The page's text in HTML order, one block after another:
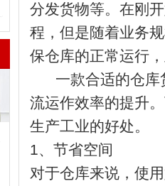
分发货物等。在刚
程，但是随着业务
保仓库的正常运行
一款合适的仓库
流运作效率的提升
生产工业的好处。
1、节省空间
对于仓库来说，使